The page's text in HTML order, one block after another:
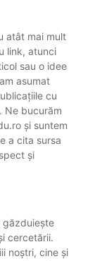
atât mai mult
link, atunci
sau o idee
asumat
cu
Ne bucurăm
și suntem
a cita sursa
și
găzduiește
cercetării.
noștri, cine și